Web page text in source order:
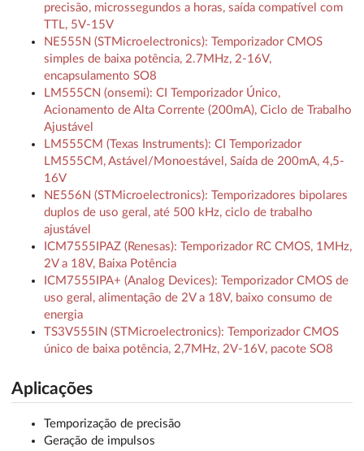
precisão, microssegundos a horas, saída compatível com
TTL, 5V-15V
NE555N (STMicroelectronics): Temporizador CMOS
simples de baixa potência, 2.7MHz, 2-16V,
encapsulamento SO8
LM555CN (onsemi): CI Temporizador Único,
Acionamento de Alta Corrente (200mA), Ciclo de Trabalho
Ajustável
LM555CM (Texas Instruments): CI Temporizador
LM555CM, Astável/Monoestável, Saída de 200mA, 4,5-
16V
NE556N (STMicroelectronics): Temporizadores bipolares
duplos de uso geral, até 500 kHz, ciclo de trabalho
ajustável
ICM7555IPAZ (Renesas): Temporizador RC CMOS, 1MHz,
2V a 18V, Baixa Potência
ICM7555IPA+ (Analog Devices): Temporizador CMOS de
uso geral, alimentação de 2V a 18V, baixo consumo de
energia
TS3V555IN (STMicroelectronics): Temporizador CMOS
único de baixa potência, 2,7MHz, 2V-16V, pacote SO8
Aplicações
Temporização de precisão
Geração de impulsos